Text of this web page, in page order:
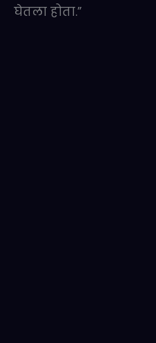
घेतला होता.”